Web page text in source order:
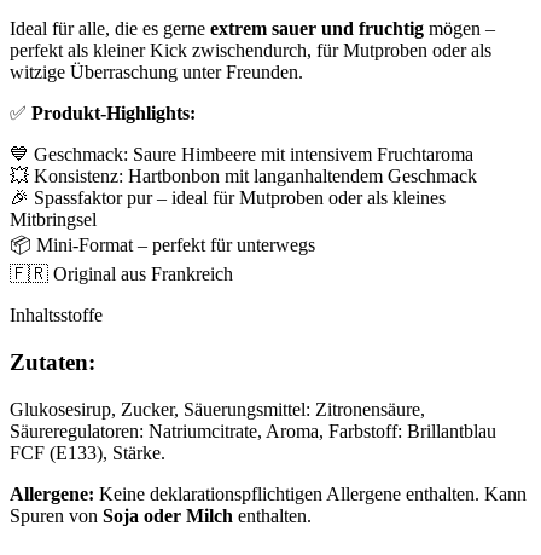
Ideal für alle, die es gerne extrem sauer und fruchtig mögen –
perfekt als kleiner Kick zwischendurch, für Mutproben oder als
witzige Überraschung unter Freunden.
✅ Produkt-Highlights:
💙 Geschmack: Saure Himbeere mit intensivem Fruchtaroma
💥 Konsistenz: Hartbonbon mit langanhaltendem Geschmack
🎉 Spassfaktor pur – ideal für Mutproben oder als kleines
Mitbringsel
📦 Mini-Format – perfekt für unterwegs
🇫🇷 Original aus Frankreich
Inhaltsstoffe
Zutaten:
Glukosesirup, Zucker, Säuerungsmittel: Zitronensäure,
Säureregulatoren: Natriumcitrate, Aroma, Farbstoff: Brillantblau
FCF (E133), Stärke.
Allergene: Keine deklarationspflichtigen Allergene enthalten. Kann
Spuren von Soja oder Milch enthalten.